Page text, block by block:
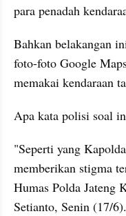
para penadah
Bahkan belakangan
foto-foto Google
memakai kendaraan
Apa kata polisi soal
"Seperti yang
memberikan stigma
Humas Polda Jateng
Setianto, Senin (17/6).